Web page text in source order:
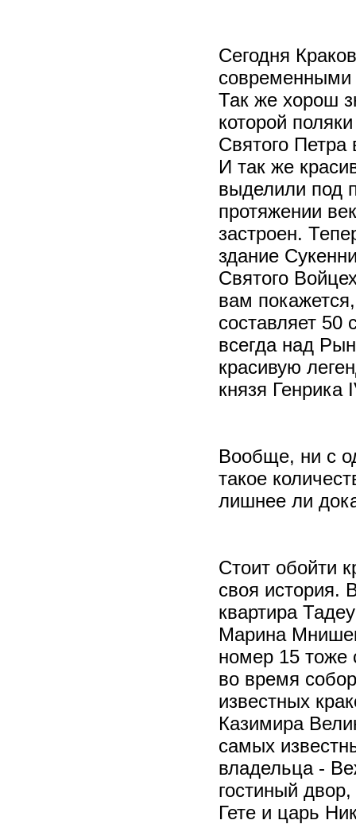
Сегодня
современными
Так же хорош
которой
Святого Петра
И так же
выделили под
протяжении
застроен.
здание
Святого
вам
составляет 50
всегда над
красивую
князя Генрика
Вообще, ни с
такое
лишнее ли
Стоит обойти
своя история.
квартира
Марина
номер 15 тоже
во время
известных
Казимира
самых
владельца -
гостиный
Гете и царь